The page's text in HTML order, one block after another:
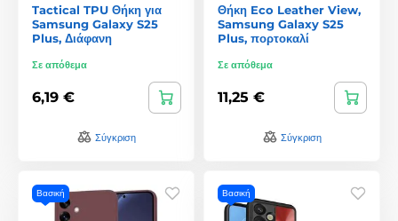
Tactical TPU Θήκη για
Samsung Galaxy S25
Plus, Διάφανη
Σε απόθεμα
6,19 €
Σύγκριση
Θήκη Eco Leather View,
Samsung Galaxy S25
Plus, πορτοκαλί
Σε απόθεμα
11,25 €
Σύγκριση
Βασική Βασική